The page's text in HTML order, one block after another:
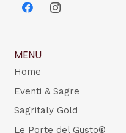
MENU
Home
Eventi & Sagre
Sagritaly Gold
Le Porte del Gusto®